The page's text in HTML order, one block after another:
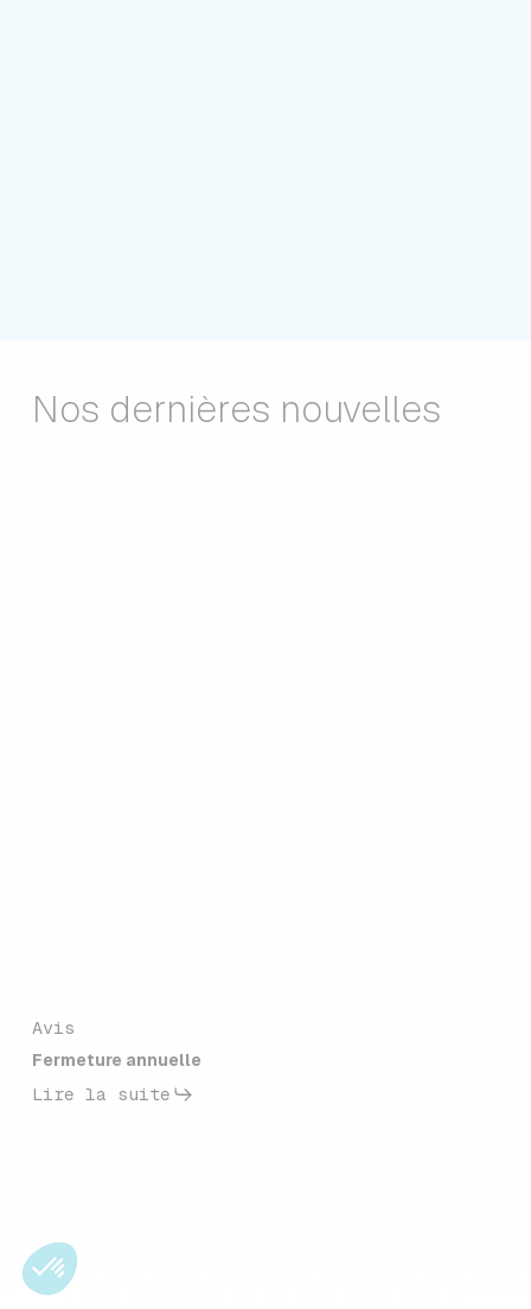
Nos dernières nouvelles
Avis
Fermeture annuelle
Lire la suite
des
solutions
sur